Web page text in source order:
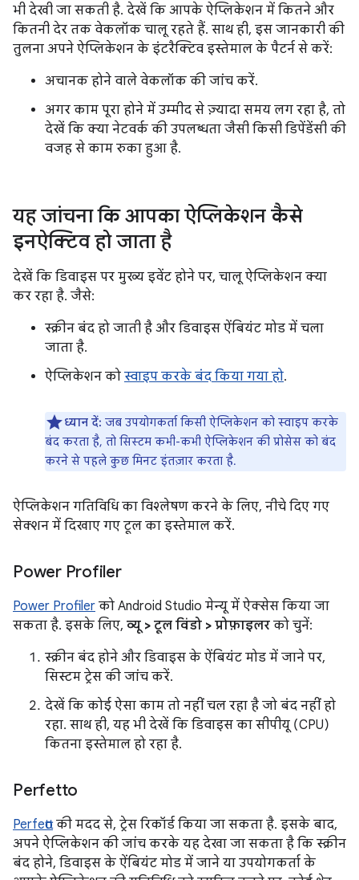
भी देखी जा सकती है. देखें कि आपके ऐप्लिकेशन में कितने और
कितनी देर तक वेकलॉक चालू रहते हैं. साथ ही, इस जानकारी की
तुलना अपने ऐप्लिकेशन के इंटरैक्टिव इस्तेमाल के पैटर्न से करें:
अचानक होने वाले वेकलॉक की जांच करें.
अगर काम पूरा होने में उम्मीद से ज़्यादा समय लग रहा है, तो
देखें कि क्या नेटवर्क की उपलब्धता जैसी किसी डिपेंडेंसी की
वजह से काम रुका हुआ है.
यह जांचना कि आपका ऐप्लिकेशन कैसे
इनऐक्टिव हो जाता है
देखें कि डिवाइस पर मुख्य इवेंट होने पर, चालू ऐप्लिकेशन क्या
कर रहा है. जैसे:
स्क्रीन बंद हो जाती है और डिवाइस ऐंबियंट मोड में चला
जाता है.
ऐप्लिकेशन को स्वाइप करके बंद किया गया हो.
ध्यान दें: जब उपयोगकर्ता किसी ऐप्लिकेशन को स्वाइप करके
बंद करता है, तो सिस्टम कभी-कभी ऐप्लिकेशन की प्रोसेस को बंद
करने से पहले कुछ मिनट इंतज़ार करता है.
ऐप्लिकेशन गतिविधि का विश्लेषण करने के लिए, नीचे दिए गए
सेक्शन में दिखाए गए टूल का इस्तेमाल करें.
Power Profiler
Power Profiler को Android Studio मेन्यू में ऐक्सेस किया जा
सकता है. इसके लिए, व्यू > टूल विंडो > प्रोफ़ाइलर को चुनें:
स्क्रीन बंद होने और डिवाइस के ऐंबियंट मोड में जाने पर,
सिस्टम ट्रेस की जांच करें.
देखें कि कोई ऐसा काम तो नहीं चल रहा है जो बंद नहीं हो
रहा. साथ ही, यह भी देखें कि डिवाइस का सीपीयू (CPU)
कितना इस्तेमाल हो रहा है.
Perfetto
Perfettoकी मदद से, ट्रेस रिकॉर्ड किया जा सकता है. इसके बाद,
अपने ऐप्लिकेशन की जांच करके यह देखा जा सकता है कि स्क्रीन
बंद होने, डिवाइस के ऐंबियंट मोड में जाने या उपयोगकर्ता के